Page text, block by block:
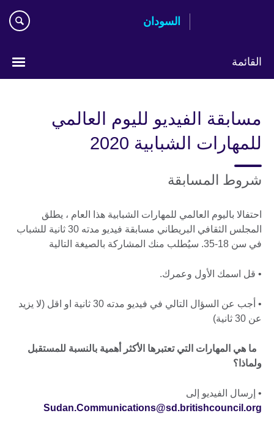
السودان
القائمة
مسابقة الفيديو لليوم العالمي
للمهارات الشبابية 2020
شروط المسابقة
احتفالا باليوم العالمي للمهارات الشبابية هذا العام ، يطلق
المجلس الثقافي البريطاني مسابقة فيديو مدته 30 ثانية للشباب
في سن 18-35. سيُطلب منك المشاركة بالصيغة التالية
• قل اسمك الأول وعمرك.
• أجب عن السؤال التالي في فيديو مدته 30 ثانية او اقل (لا يزيد
عن 30 ثانية)
ما هي المهارات التي تعتبرها الأكثر أهمية بالنسبة للمستقبل
ولماذا؟
• إرسال الفيديو إلى
Sudan.Communications@sd.britishcouncil.org